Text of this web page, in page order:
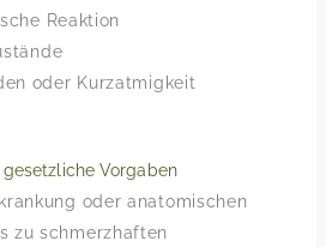
Reaktion
oder Kurzatmigkeit
Vorgaben
oder anatomischen
zu schmerzhaften